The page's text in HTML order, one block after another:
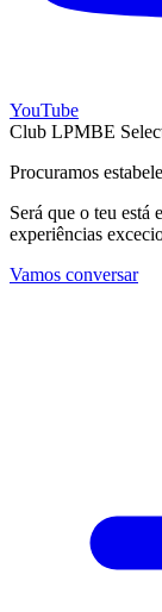
YouTube
Club LPMBE
Procuramos
Será que o teu está
experiências
Vamos conversar